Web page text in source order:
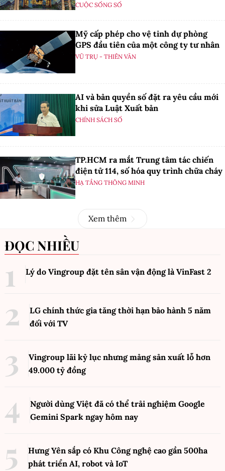
CUỘC SỐNG SỐ
Mỹ cấp phép cho vệ tinh dự phòng
GPS đầu tiên của một công ty tư nhân
VŨ TRỤ - THIÊN VĂN
AI và bản quyền số đặt ra yêu cầu mới
khi sửa Luật Xuất bản
CHÍNH SÁCH SỐ
TP.HCM ra mắt Trung tâm tác chiến
điện tử 114, số hóa quy trình chữa cháy
HẠ TẦNG THÔNG MINH
Xem thêm
ĐỌC NHIỀU
Lý do Vingroup đặt tên sân vận động là VinFast 2
LG chính thức gia tăng thời hạn bảo hành 5 năm
đối với TV
Vingroup lãi kỷ lục nhưng mảng sản xuất lỗ hơn
49.000 tỷ đồng
Người dùng Việt đã có thể trải nghiệm Google
Gemini Spark ngay hôm nay
Hưng Yên sắp có Khu Công nghệ cao gần 500ha
phát triển AI, robot và IoT